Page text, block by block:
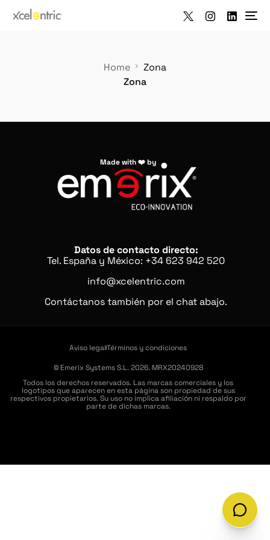
Home
Zona
Zona
Made with ❤️ by
Datos de contacto directo:
Tel. España y México: +34 623 942 520
info@xcelentric.com
Contáctanos también por el chat abajo.
© Emerix Systems S.L. 2026. MRX20240928
Todos los derechos reservados. Las marcas comerciales y los
logotipos que aparecen en esta página son propiedad de sus
respectivos propietarios. Su uso no implica afiliación ni respaldo por
parte de dichas marcas.
Aviso legalTérminos y condiciones